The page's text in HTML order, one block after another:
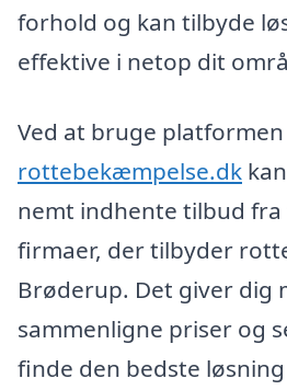
forhold og kan tilbyde
effektive i netop dit
Ved at bruge platformen
rottebekæmpelse.dk
nemt indhente tilbud fra
firmaer, der tilbyder
Brøderup. Det giver dig
sammenligne priser og
finde den bedste